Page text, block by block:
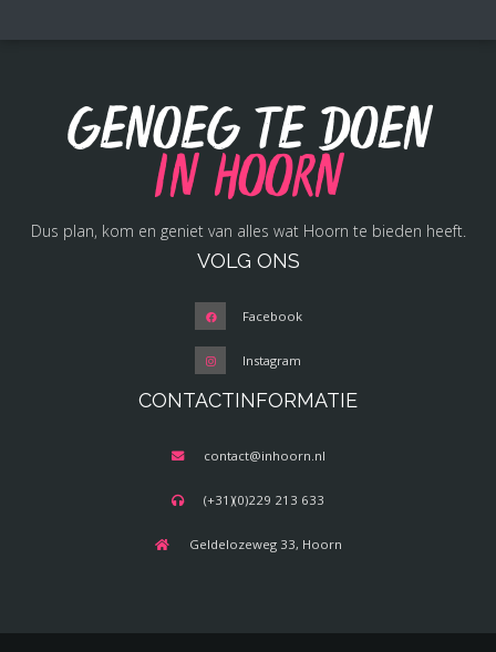
Genoeg te doen
in Hoorn
Dus plan, kom en geniet van alles wat Hoorn te bieden heeft.
VOLG ONS
Facebook
Instagram
CONTACTINFORMATIE
contact@inhoorn.nl
(+31)(0)229 213 633
Geldelozeweg 33, Hoorn